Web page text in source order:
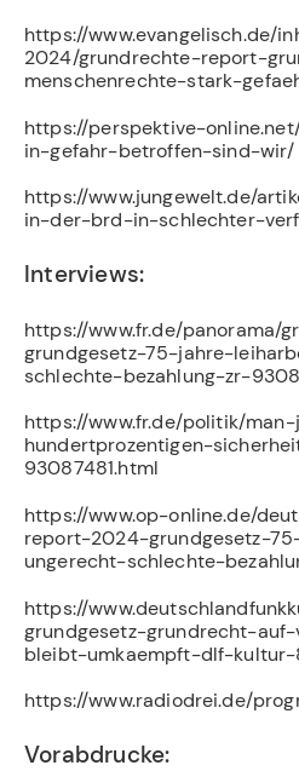
https://www.evangelisch.de/
2024/grundrechte-report-
menschenrechte-stark-
https://perspektive-
in-gefahr-betroffen-sind-wir/
https://www.jungewelt.de/
in-der-brd-in-schlechter-
Interviews:
https://www.fr.de/
grundgesetz-75-jahre-
schlechte-bezahlung-zr-
https://www.fr.de/politik/
hundertprozentigen-
93087481.html
https://www.op-online.de/
report-2024-grundgesetz-
ungerecht-schlechte-
https://
grundgesetz-grundrecht-
bleibt-umkaempft-dlf-kultur-
https://www.radiodrei.de/
Vorabdrucke: